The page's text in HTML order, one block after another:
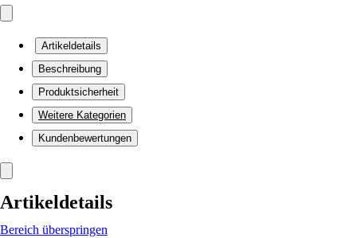
Artikeldetails
Beschreibung
Produktsicherheit
Weitere Kategorien
Kundenbewertungen
Artikeldetails
Bereich überspringen